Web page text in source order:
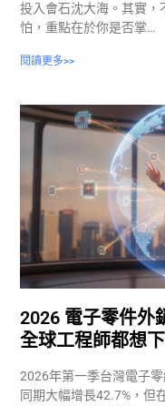
投入會石沈大海。其實
怕，重點在於你是否掌…
閱讀更多>>
2026 電子零件外
全球工程師都想
2026年第一季台灣電子
同期大幅增長42.7%，但